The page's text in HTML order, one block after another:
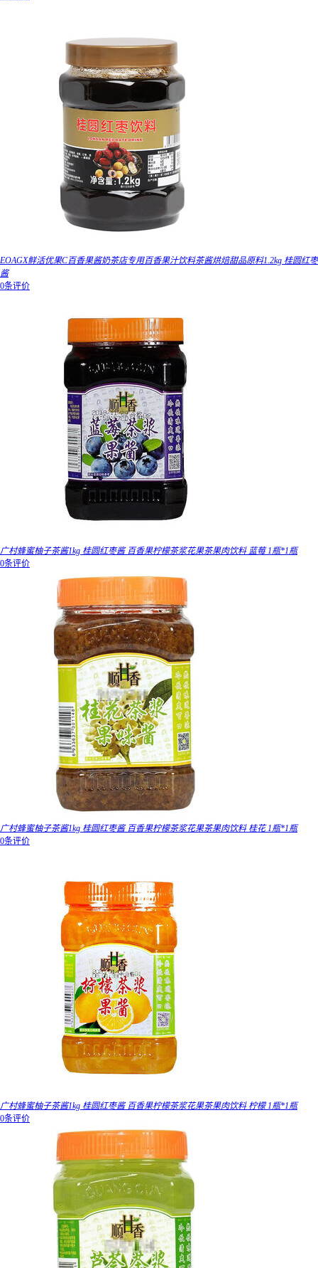
EOAGX鲜活优果C百香果酱奶茶店专用百香果汁饮料茶酱烘焙甜品原料1.2kg 桂圆红枣
酱
0条评价
广村蜂蜜柚子茶酱1kg 桂圆红枣酱 百香果柠檬茶浆花果茶果肉饮料 蓝莓 1瓶*1瓶
0条评价
广村蜂蜜柚子茶酱1kg 桂圆红枣酱 百香果柠檬茶浆花果茶果肉饮料 桂花 1瓶*1瓶
0条评价
广村蜂蜜柚子茶酱1kg 桂圆红枣酱 百香果柠檬茶浆花果茶果肉饮料 柠檬 1瓶*1瓶
0条评价